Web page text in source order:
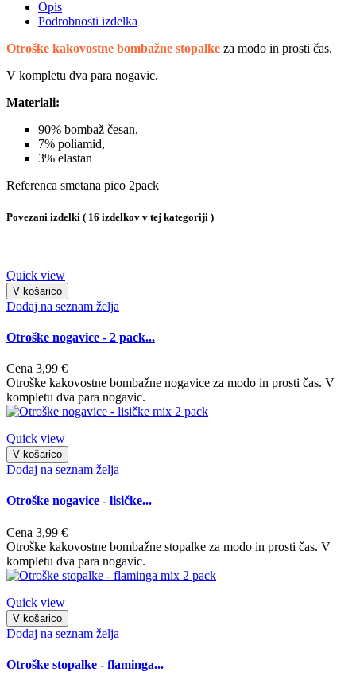
Opis
Podrobnosti izdelka
Otroške kakovostne bombažne stopalke za modo in prosti čas.
V kompletu dva para nogavic.
Materiali:
90% bombaž česan,
7% poliamid,
3% elastan
Referenca smetana pico 2pack
Povezani izdelki ( 16 izdelkov v tej kategoriji )
Quick view
V košarico
Dodaj na seznam želja
Otroške nogavice - 2 pack...
Cena 3,99 €
Otroške kakovostne bombažne nogavice za modo in prosti čas. V
kompletu dva para nogavic.
Quick view
V košarico
Dodaj na seznam želja
Otroške nogavice - lisičke...
Cena 3,99 €
Otroške kakovostne bombažne stopalke za modo in prosti čas. V
kompletu dva para nogavic.
Quick view
V košarico
Dodaj na seznam želja
Otroške stopalke - flaminga...